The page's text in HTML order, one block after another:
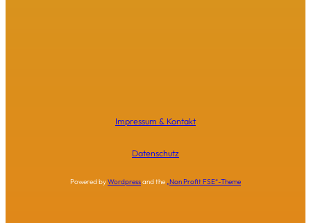
Impressum & Kontakt
Datenschutz
Powered byWordpressand the „Non Profit FSE“-Theme